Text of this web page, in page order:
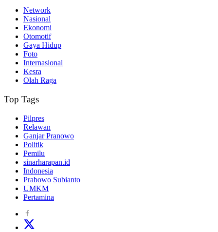
Network
Nasional
Ekonomi
Otomotif
Gaya Hidup
Foto
Internasional
Kesra
Olah Raga
Top Tags
Pilpres
Relawan
Ganjar Pranowo
Politik
Pemilu
sinarharapan.id
Indonesia
Prabowo Subianto
UMKM
Pertamina